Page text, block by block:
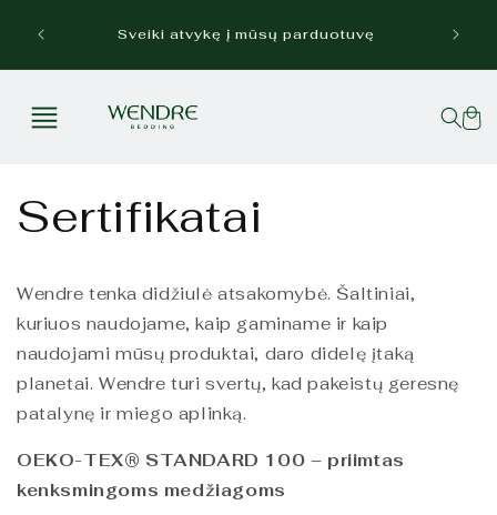
turinį
Sveiki atvykę į mūsų parduotuvę
Sertifikatai
Wendre tenka didžiulė atsakomybė. Šaltiniai,
kuriuos naudojame, kaip gaminame ir kaip
naudojami mūsų produktai, daro didelę įtaką
planetai. Wendre turi svertų, kad pakeistų geresnę
patalynę ir miego aplinką.
OEKO-TEX® STANDARD 100 – priimtas
kenksmingoms medžiagoms